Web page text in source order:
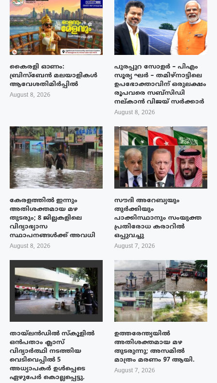
കൈരളി ഓണം:
ബ്രിസ്ബേൻ മലയാളികൾ
ആവേശതിമിർപ്പിൽ
August 8, 2026
പുരപ്പുറ സോളർ – പിഎം
സൂര്യ ഘർ – തമിഴ്നാട്ടിലെ
ഉപഭോക്താവിന് ഒരുലക്ഷം
രൂപവരെ സബ്സിഡി
നല്കാൻ വിജയ് സർക്കാർ
August 8, 2026
കേരളത്തിൽ ഇന്നും
അതിശക്തമായ മഴ
തുടരും; 8 ജില്ലകളിലെ
വിദ്യാഭ്യാസ
സ്ഥാപനങ്ങൾക്ക് അവധി
August 8, 2026
സൗദി അറേബ്യയും
തുർക്കിയും
പാക്കിസ്ഥാനും സംയുക്ത
പ്രതിരോധ കരാറിൽ
ഒപ്പുവച്ചു
August 7, 2026
തായ്‌ലൻഡിൽ സ്കൂളിൽ
ഒൻപതാം ക്ലാസ്
വിദ്യാർത്ഥി നടത്തിയ
വെടിവെപ്പിൽ 5
അധ്യാപകർ ഉൾപ്പെടെ
ഏഴുപേർ കൊല്ലപ്പെട്ടു.
ഉത്തരേന്ത്യയിൽ
അതിശക്തമായ മഴ
തുടരുന്നു; അസമിൽ
മാത്രം മരണം 97 ആയി.
August 7, 2026